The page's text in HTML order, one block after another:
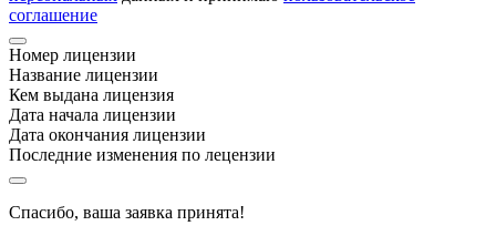
соглашение
Номер лицензии
Название лицензии
Кем выдана лицензия
Дата начала лицензии
Дата окончания лицензии
Последние изменения по лецензии
Спасибо, ваша заявка принята!